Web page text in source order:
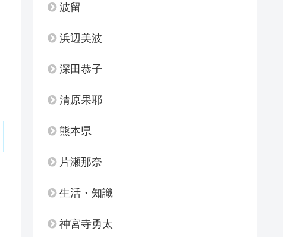
波留
浜辺美波
深田恭子
清原果耶
熊本県
片瀬那奈
生活・知識
神宮寺勇太